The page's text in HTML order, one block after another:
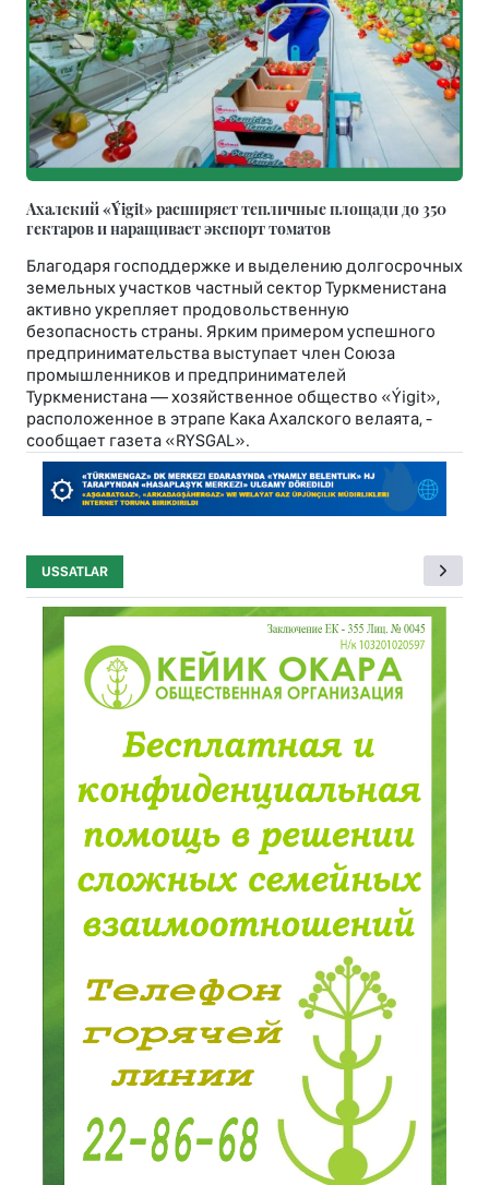
Ахалский «Ýigit» расширяет тепличные площади до 350
гектаров и наращивает экспорт томатов
Благодаря господдержке и выделению долгосрочных
земельных участков частный сектор Туркменистана
активно укрепляет продовольственную
безопасность страны. Ярким примером успешного
предпринимательства выступает член Союза
промышленников и предпринимателей
Туркменистана — хозяйственное общество «Ýigit»,
расположенное в этрапе Кака Ахалского велаята, -
сообщает газета «RYSGAL».
USSATLAR